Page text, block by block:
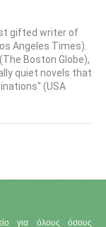
gifted writer of
Angeles Times).
Boston Globe),
quiet novels that
(USA
για όλους όσους